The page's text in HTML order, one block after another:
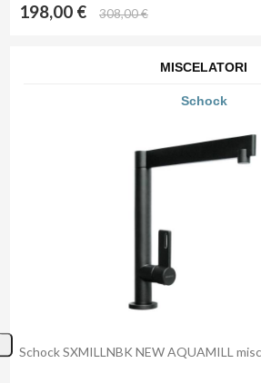
198,00 € 308,00 €
MISCELATORI
Schock
Schock SXMILLNBK NEW AQUAMILL